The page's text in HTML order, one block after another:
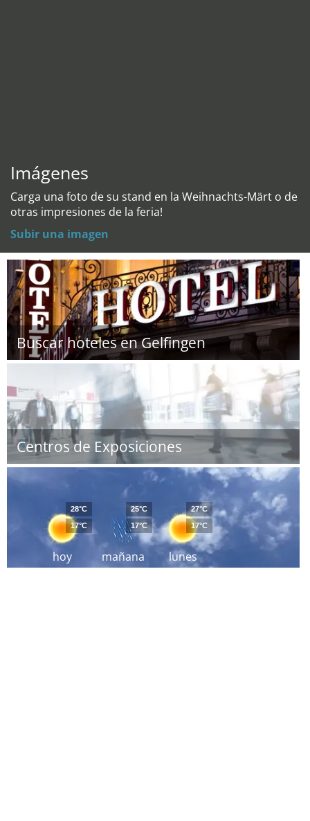
Imágenes
Carga una foto de su stand en la Weihnachts-Märt o de
otras impresiones de la feria!
Subir una imagen
Buscar hoteles en Gelfingen
Centros de Exposiciones
hoy
28°C
17°C
mañana
25°C
17°C
lunes
27°C
17°C